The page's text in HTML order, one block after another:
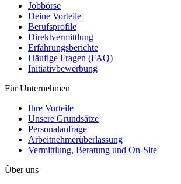
Jobbörse
Deine Vorteile
Berufsprofile
Direktvermittlung
Erfahrungsberichte
Häufige Fragen (FAQ)
Initiativ­bewerbung
Für Unternehmen
Ihre Vorteile
Unsere Grundsätze
Personal­anfrage
Arbeitnehmer­überlassung
Vermittlung, Beratung und On-Site
Über uns